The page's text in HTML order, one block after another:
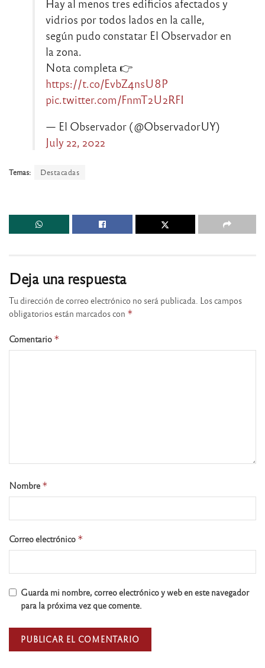
Hay al menos tres edificios afectados y
vidrios por todos lados en la calle,
según pudo constatar El Observador en
la zona.
Nota completa 👉
https://t.co/EvbZ4nsU8P
pic.twitter.com/FnmT2U2RFI
— El Observador (@ObservadorUY)
July 22, 2022
Temas: Destacadas
Deja una respuesta
Tu dirección de correo electrónico no será publicada. Los campos
obligatorios están marcados con *
Comentario *
Nombre *
Correo electrónico *
Guarda mi nombre, correo electrónico y web en este navegador
para la próxima vez que comente.